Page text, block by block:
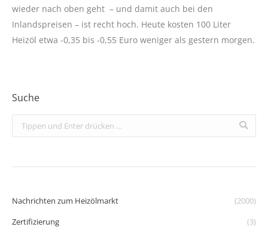
wieder nach oben geht – und damit auch bei den
Inlandspreisen – ist recht hoch. Heute kosten 100 Liter
Heizöl etwa -0,35 bis -0,55 Euro weniger als gestern morgen.
Suche
Search:
Nachrichten zum Heizölmarkt
(2000)
Zertifizierung
(3)